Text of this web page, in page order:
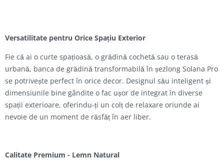
Versatilitate pentru Orice Spațiu Exterior
Fie că ai o curte spațioasă, o grădină cochetă sau o terasă
urbană, banca de grădină transformabilă în șezlong Solana Pro
se potrivește perfect în orice decor. Designul său inteligent și
dimensiunile bine gândite o fac ușor de integrat în diverse
spații exterioare, oferindu-ți un colț de relaxare oriunde ai
nevoie de un moment de răsfăț în aer liber.
Calitate Premium - Lemn Natural